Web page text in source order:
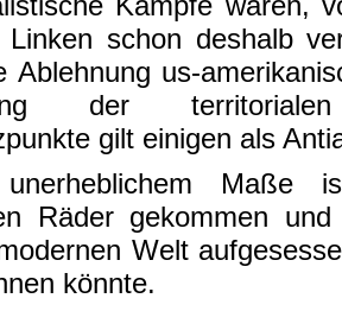
Linken schon deshalb
Ablehnung us-
der
gilt einigen als
Maße
Räder gekommen
Welt
könnte.